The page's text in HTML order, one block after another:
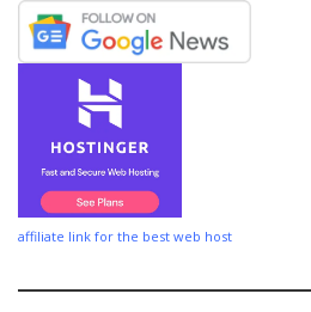
affiliate link for the best web host